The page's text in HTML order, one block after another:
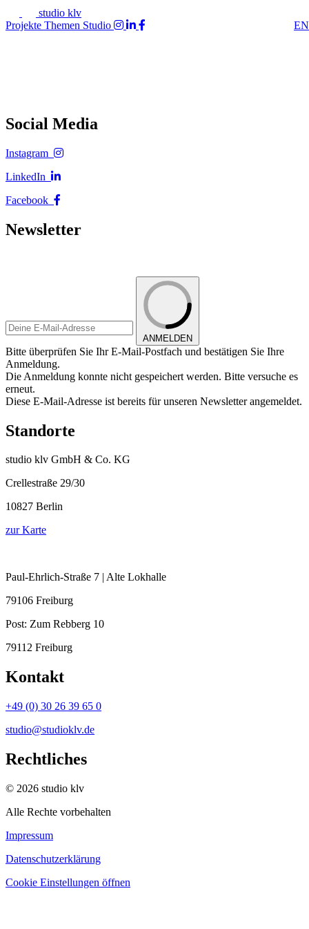
studio klv
Projekte Themen Studio EN
Social Media
Instagram
LinkedIn
Facebook
Newsletter
ANMELDEN
Bitte überprüfen Sie Ihr E-Mail-Postfach und bestätigen Sie Ihre
Anmeldung.
Die Anmeldung konnte nicht gespeichert werden. Bitte versuche es
erneut.
Diese E-Mail-Adresse ist bereits für unseren Newsletter angemeldet.
Standorte
studio klv GmbH & Co. KG
Crellestraße 29/30
10827 Berlin
zur Karte
Paul-Ehrlich-Straße 7 | Alte Lokhalle
79106 Freiburg
Post: Zum Rebberg 10
79112 Freiburg
Kontakt
+49 (0) 30 26 39 65 0
studio@studioklv.de
Rechtliches
© 2026 studio klv
Alle Rechte vorbehalten
Impressum
Datenschutzerklärung
Cookie Einstellungen öffnen